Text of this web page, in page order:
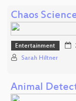
Chaos
Entertainment
Sarah Hiltner
Animal